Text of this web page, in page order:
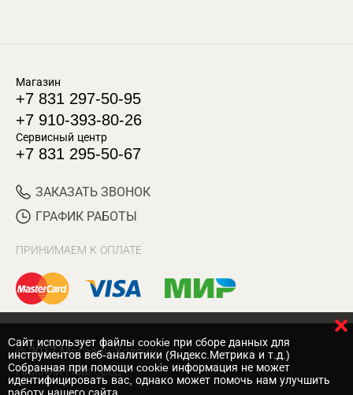
Магазин
+7 831 297-50-95
+7 910-393-80-26
Сервисный центр
+7 831 295-50-67
ЗАКАЗАТЬ ЗВОНОК
ГРАФИК РАБОТЫ
ПРИНИМАЕМ К ОПЛАТЕ
© 2017 Магазин Хозяин
Нижний Новгород
Cайт использует файлы cookie при сборе данных для
инструментов веб-аналитики (Яндекс.Метрика и т.д.)
Собранная при помощи cookie информация не может
идентифицировать вас, однако может помочь нам улучшить